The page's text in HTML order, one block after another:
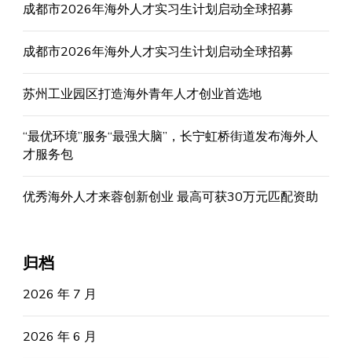
成都市2026年海外人才实习生计划启动全球招募
成都市2026年海外人才实习生计划启动全球招募
苏州工业园区打造海外青年人才创业首选地
“最优环境”服务“最强大脑”，长宁虹桥街道发布海外人
才服务包
优秀海外人才来蓉创新创业 最高可获30万元匹配资助
归档
2026 年 7 月
2026 年 6 月